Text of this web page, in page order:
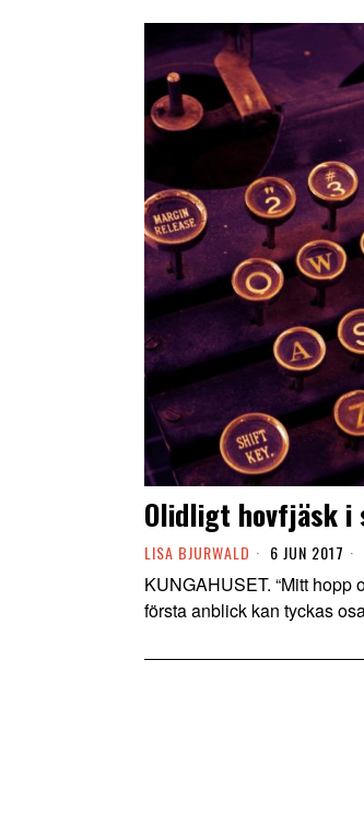
Olidligt hovfjäsk i
LISA BJURWALD 6 JUN 2017
KUNGAHUSET. “Mitt
första anblick kan tyckas